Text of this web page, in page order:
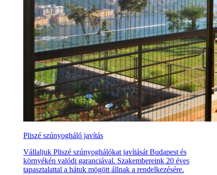
Pliszé szúnyogháló javítás
Vállaljuk Pliszé szúnyoghálókat javítását Budapest és
környékén valódi garanciával. Szakembereink 20 éves
tapasztalattal a hátuk mögött állnak a rendelkezésére.